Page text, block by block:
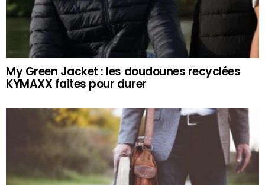
My Green Jacket : les doudounes recyclées
KYMAXX faites pour durer